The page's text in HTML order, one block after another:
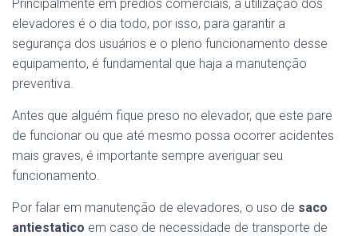
Principalmente em prédios comerciais, a utilização dos
elevadores é o dia todo, por isso, para garantir a
segurança dos usuários e o pleno funcionamento desse
equipamento, é fundamental que haja a manutenção
preventiva.
Antes que alguém fique preso no elevador, que este pare
de funcionar ou que até mesmo possa ocorrer acidentes
mais graves, é importante sempre averiguar seu
funcionamento.
Por falar em manutenção de elevadores, o uso de saco
antiestatico em caso de necessidade de transporte de